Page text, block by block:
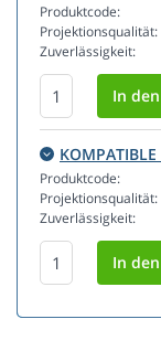
Produktcode:
Projektionsqualität:
Zuverlässigkeit:
KOMPATIBLE
Produktcode:
Projektionsqualität:
Zuverlässigkeit: